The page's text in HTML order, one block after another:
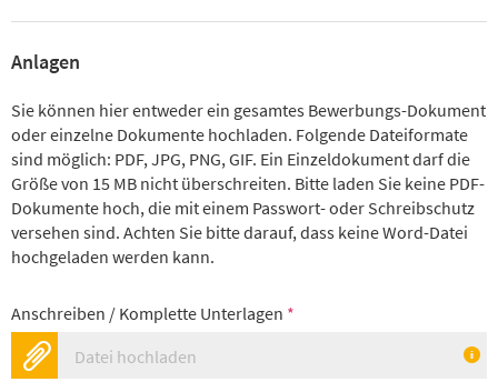
Anlagen
Sie können hier entweder ein gesamtes Bewerbungs-Dokument
oder einzelne Dokumente hochladen. Folgende Dateiformate
sind möglich: PDF, JPG, PNG, GIF. Ein Einzeldokument darf die
Größe von 15 MB nicht überschreiten. Bitte laden Sie keine PDF-
Dokumente hoch, die mit einem Passwort- oder Schreibschutz
versehen sind. Achten Sie bitte darauf, dass keine Word-Datei
hochgeladen werden kann.
Anschreiben / Komplette Unterlagen *
Datei hochladen